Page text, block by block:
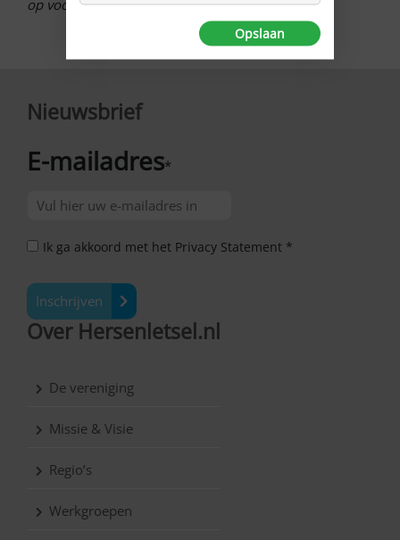
op voor €15,- inclusief verzendkosten!
Nieuwsbrief
E-mailadres*
Ik ga akkoord met het Privacy Statement *
Inschrijven
Over Hersenletsel.nl
De vereniging
Missie & Visie
Regio’s
Werkgroepen
Opslaan